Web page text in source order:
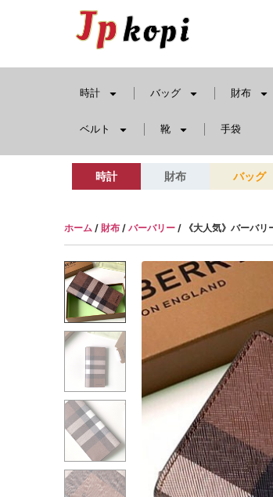
時計 バッグ 財布
ベルト 靴 手袋
時計 財布 バッグ
ホーム / 財布 / バーバリー / 《大人気》バーバリ